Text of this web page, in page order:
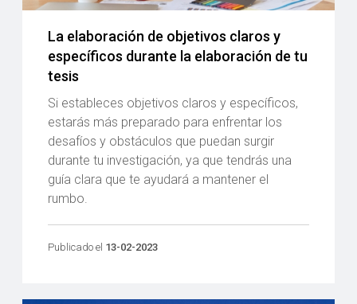
La elaboración de objetivos claros y
específicos durante la elaboración de tu
tesis
Si estableces objetivos claros y específicos,
estarás más preparado para enfrentar los
desafíos y obstáculos que puedan surgir
durante tu investigación, ya que tendrás una
guía clara que te ayudará a mantener el
rumbo.
Publicado el 13-02-2023